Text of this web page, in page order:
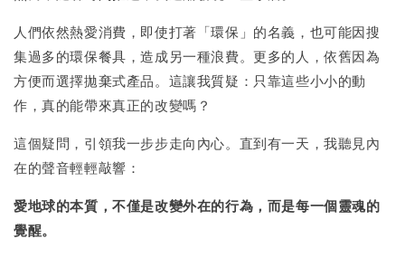
人們依然熱愛消費，即使打著「環保」的名義，也可能因搜
集過多的環保餐具，造成另一種浪費。更多的人，依舊因為
方便而選擇拋棄式產品。這讓我質疑：只靠這些小小的動
作，真的能帶來真正的改變嗎？
這個疑問，引領我一步步走向內心。直到有一天，我聽見內
在的聲音輕輕敲響：
愛地球的本質，不僅是改變外在的行為，而是每一個靈魂的
覺醒。